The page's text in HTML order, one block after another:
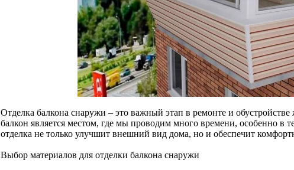
Отделка балкона снаружи – это важный этап в ремонте и
балкон является местом, где мы проводим много времени, особенно в
отделка не только улучшит внешний вид дома, но и обеспечит
Выбор материалов для отделки балкона снаружи